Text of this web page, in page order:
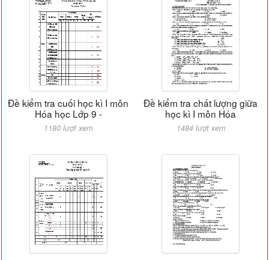
Đề kiểm tra cuối học kì I môn
Hóa học Lớp 9 -
1180 lượt xem
Đề kiểm tra chất lượng giữa
học kì I môn Hóa
1484 lượt xem